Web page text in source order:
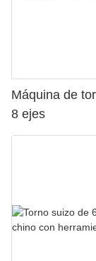
Máquina de
8 ejes